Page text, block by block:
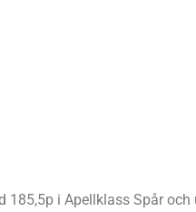
185,5p i Apellklass Spår